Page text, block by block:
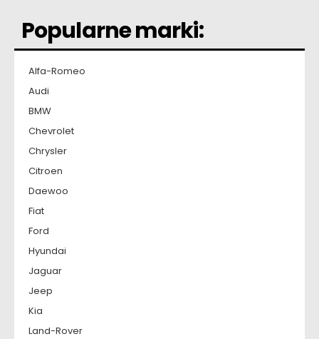
Popularne marki:
Alfa-Romeo
Audi
BMW
Chevrolet
Chrysler
Citroen
Daewoo
Fiat
Ford
Hyundai
Jaguar
Jeep
Kia
Land-Rover